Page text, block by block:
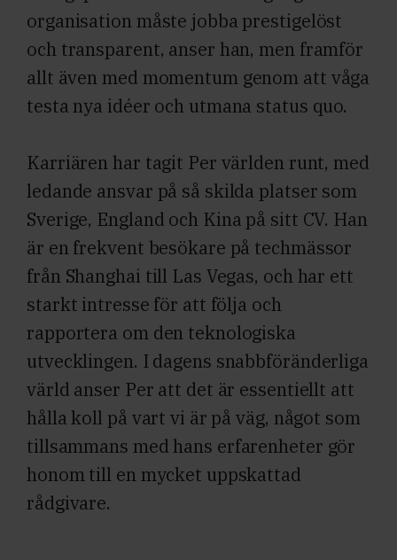
organisation måste jobba prestigelöst
och transparent, anser han, men framför
allt även med momentum genom att våga
testa nya idéer och utmana status quo.
Karriären har tagit Per världen runt, med
ledande ansvar på så skilda platser som
Sverige, England och Kina på sitt CV. Han
är en frekvent besökare på techmässor
från Shanghai till Las Vegas, och har ett
starkt intresse för att följa och
rapportera om den teknologiska
utvecklingen. I dagens snabbföränderliga
värld anser Per att det är essentiellt att
hålla koll på vart vi är på väg, något som
tillsammans med hans erfarenheter gör
honom till en mycket uppskattad
rådgivare.